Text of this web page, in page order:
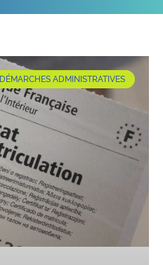
DÉMARCHES ADMINISTRATIVES